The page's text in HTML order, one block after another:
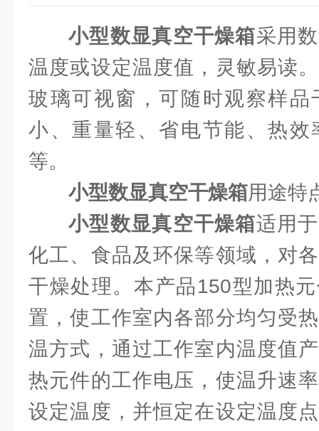
小型数显真空干燥箱采用
温度或设定温度值，灵敏易读
玻璃可视窗，可随时观察样品
小、重量轻、省电节能、热效
等。
小型数显真空干燥箱用途特
小型数显真空干燥箱适用
化工、食品及环保等领域，对
干燥处理。本产品150型加热
置，使工作室内各部分均匀受
温方式，通过工作室内温度值
热元件的工作电压，使温升速
设定温度，并恒定在设定温度